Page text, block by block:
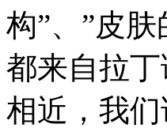
构”、”皮
都来自拉
相近，我们